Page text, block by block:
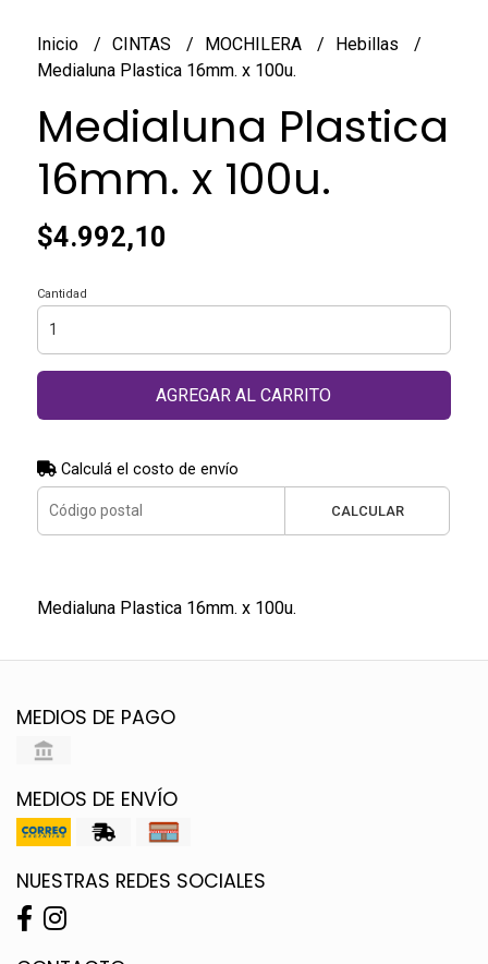
Inicio CINTAS MOCHILERA
Hebillas
Medialuna Plastica 16mm. x 100u.
Medialuna Plastica
16mm. x 100u.
$4.992,10
Cantidad
AGREGAR AL CARRITO
Calculá el costo de envío
CALCULAR
Medialuna Plastica 16mm. x 100u.
MEDIOS DE PAGO
MEDIOS DE ENVÍO
NUESTRAS REDES SOCIALES